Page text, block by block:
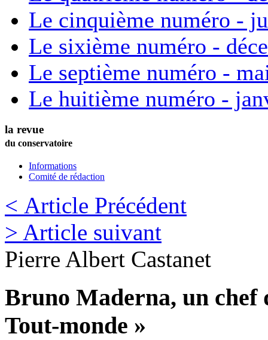
Le cinquième numéro -
Le sixième numéro -
Le septième numéro -
Le huitième numéro -
la revue
du conservatoire
Informations
Comité de rédaction
< Article Précédent
> Article suivant
Pierre Albert Castanet
Bruno Maderna, un chef
Tout-monde »